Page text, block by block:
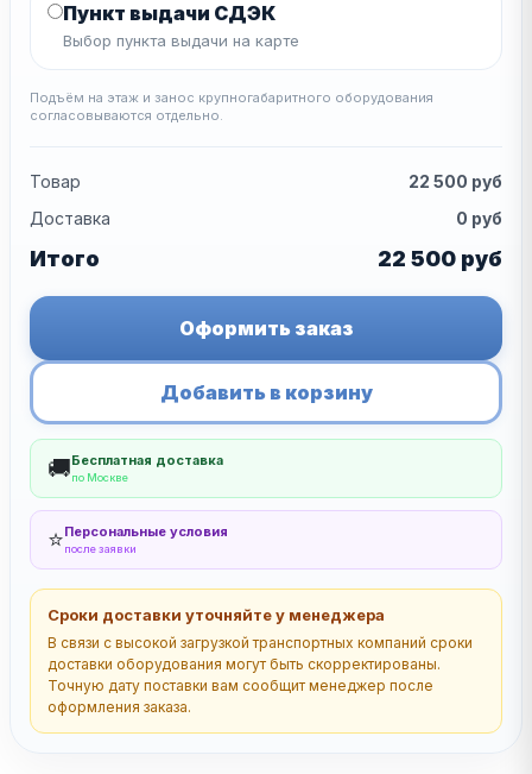
Пункт выдачи СДЭК
Выбор пункта выдачи на карте
Подъём на этаж и занос крупногабаритного оборудования
согласовываются отдельно.
Товар 22 500 руб
Доставка
0 руб
Итого 22 500 руб
Оформить заказ
Добавить в корзину
🚚Бесплатная доставка
по Москве
⭐Персональные условия
после заявки
Сроки доставки уточняйте у менеджера
В связи с высокой загрузкой транспортных компаний сроки
доставки оборудования могут быть скорректированы.
Точную дату поставки вам сообщит менеджер после
оформления заказа.